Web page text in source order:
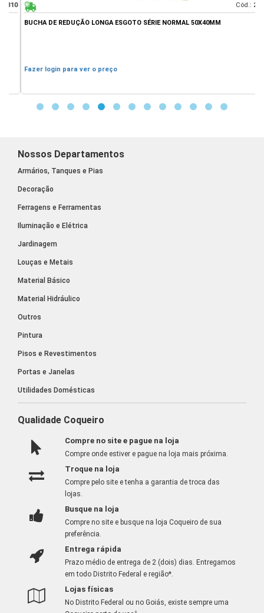
Cód.:210
BUCHA DE REDUÇÃO LONGA ESGOTO SÉRIE NORMAL 50X40MM
Fazer login para ver o preço
Nossos Departamentos
Armários, Tanques e Pias
Decoração
Ferragens e Ferramentas
Iluminação e Elétrica
Jardinagem
Louças e Metais
Material Básico
Material Hidráulico
Outros
Pintura
Pisos e Revestimentos
Portas e Janelas
Utilidades Domésticas
Qualidade Coqueiro
Compre no site e pague na loja
Compre onde estiver e pague na loja mais próxima.
Troque na loja
Compre pelo site e tenha a garantia de troca das
lojas.
Busque na loja
Compre no site e busque na loja Coqueiro de sua
preferência.
Entrega rápida
Prazo médio de entrega de 2 (dois) dias. Entregamos
em todo Distrito Federal e região*.
Lojas físicas
No Distrito Federal ou no Goiás, existe sempre uma